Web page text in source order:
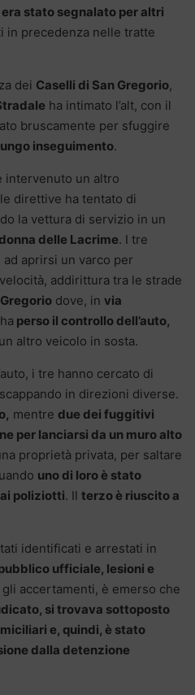
stato segnalato per altri
in precedenza nelle tratte
dei Caselli di San Gregorio,
ha intimato l’alt, con il
bruscamente per sfuggire
inseguimento.
intervenuto un altro
direttive ha tentato di
la vettura di servizio in un
delle Lacrime. I tre
aprirsi un varco per
addirittura tra le strade
dove, in via
perso il controllo dell’auto,
altro veicolo in sosta.
i tre hanno cercato di
in direzioni diverse.
mentre due dei fuggitivi
per lanciarsi da un muro alto
proprietà privata, per saltare
uno di loro è stato
poliziotti. Il terzo è riuscito a
identificati e arrestati in
ufficiale, lesioni e
gli accertamenti, è emerso che
si trovava sottoposto
e, quindi, è stato
dalla detenzione